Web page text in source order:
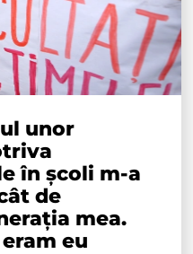
unor
în școli m-a
de
mea.
eu